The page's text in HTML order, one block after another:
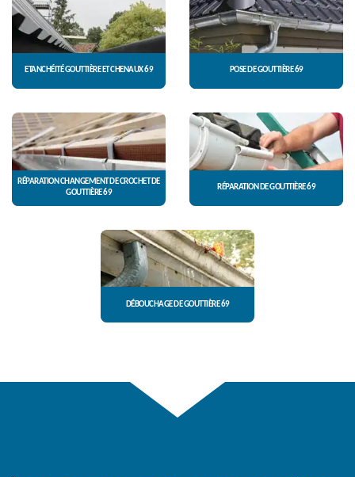
ETANCHÉITÉ GOUTTIÈRE ET CHENAUX 69 POSE DE GOUTTIÈRE 69
RÉPARATION CHANGEMENT DE CROCHET DE
GOUTTIÈRE 69
RÉPARATION DE GOUTTIÈRE 69
DÉBOUCHAGE DE GOUTTIÈRE 69